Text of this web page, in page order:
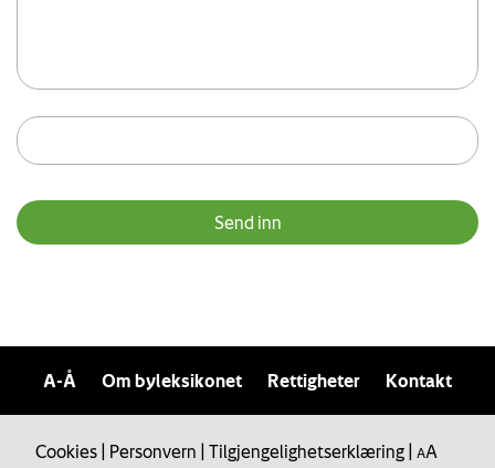
A-Å Om byleksikonet Rettigheter Kontakt
Cookies Personvern Tilgjengelighetserklæring AA